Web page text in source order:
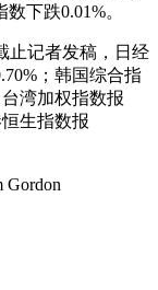
下跌0.01%。
记者发稿，日经
；韩国综合指
湾加权指数报
生指数报
Gordon